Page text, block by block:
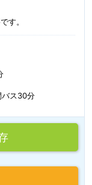
す。
バス30分